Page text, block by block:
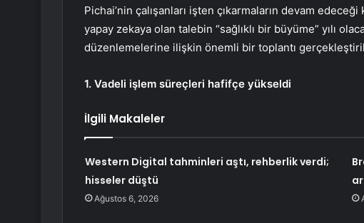
Pichai’nin çalışanları işten çıkarmaların devam
yapay zekaya olan talebin “sağlıklı bir büyüme” yılı
düzenlemelerine ilişkin önemli bir toplantı
1. Vadeli işlem süreçleri hafifçe yükseldi
İlgili Makaleler
Western Digital tahminleri aştı, rehberlik verdi;
hisseler düştü
Ağustos 6, 2026